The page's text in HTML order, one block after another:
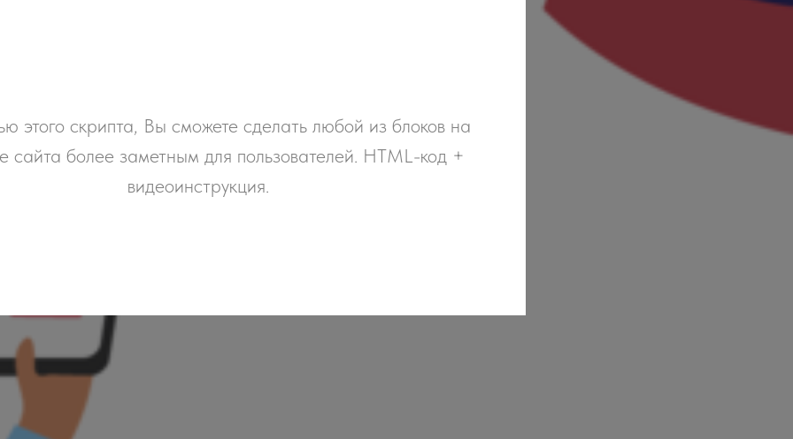
этого скрипта, Вы сможете сделать любой из блоков на
сайта более заметным для пользователей. HTML-код +
видеоинструкция.